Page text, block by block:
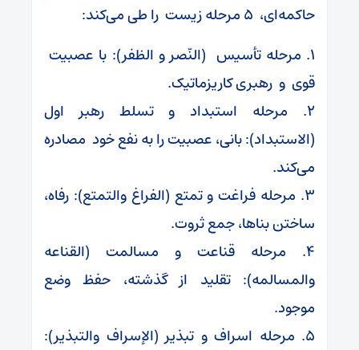
حاکمه‌ای، ۵ مرحله زیست را طی می‌کند:
۱. مرحله تأسیس (النّصر و الظفر): با عصبیت
قوی و رهبری کاریزماتیک.
۲. مرحله استبداد و تسلط رهبر اول
(الاستبداد): بانی، عصبیت را به نفع خود مصادره
می‌کند.
۳. مرحله فراغت و تمتع (الفراغ والتمتع): رفاه،
ساختن بناها، جمع ثروت.
۴. مرحله قناعت و مسالمت (القناعه
والمسالمه): تقلید از گذشته، حفظ وضع
موجود.
۵. مرحله اسراف و تبذیر (الإسراف والتبذیر):